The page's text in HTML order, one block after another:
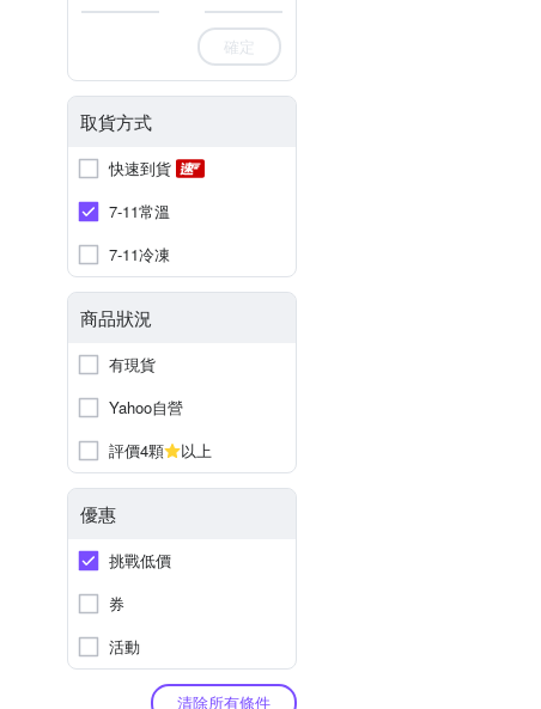
確定
取貨方式
快速到貨
7-11常溫
7-11冷凍
商品狀況
有現貨
Yahoo自營
評價4顆
以上
優惠
挑戰低價
券
活動
清除所有條件